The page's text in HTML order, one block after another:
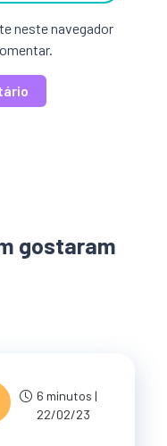
neste navegador
gostaram
6 minutos |
22/02/23